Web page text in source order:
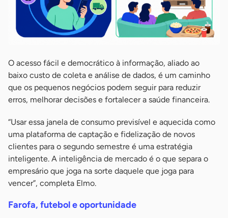
O acesso fácil e democrático à informação, aliado ao
baixo custo de coleta e análise de dados, é um caminho
que os pequenos negócios podem seguir para reduzir
erros, melhorar decisões e fortalecer a saúde financeira.
“Usar essa janela de consumo previsível e aquecida como
uma plataforma de captação e fidelização de novos
clientes para o segundo semestre é uma estratégia
inteligente. A inteligência de mercado é o que separa o
empresário que joga na sorte daquele que joga para
vencer”, completa Elmo.
Farofa, futebol e oportunidade